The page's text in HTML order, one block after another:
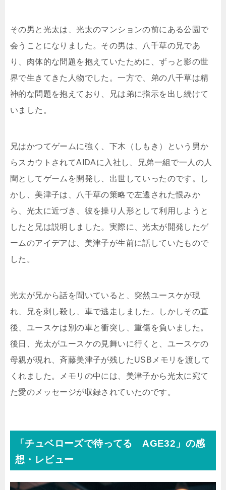
その男と光太は、光太のマンションの前にある公園で
会うことになりました。その男は、八千草の兄であ
り、肉体的な問題を抱えていたために、ずっと影の世
界で生きてきた人物でした。一方で、弟の八千草は精
神的な問題を抱えており、兄は弟に指示を出し続けて
いました。
兄はかつてゲームに強く、下木（しもき）という男か
らスカウトされてAIDAに入社し、兄弟一組で一人の人
間としてゲームを開発し、出世していったのです。し
かし、美津子は、八千草の策略で左遷された恨みか
ら、光太に近づき、彼を操り人形として利用しようと
したと兄は説明しました。実際に、光太が開発したゲ
ームのアイデアは、美津子が生前に話していたもので
した。
光太が兄から話を聞いていると、突然ユースケが現
れ、兄を刺し殺し、車で逃走しました。しかしその直
後、ユースケは別の車と衝突し、重傷を負いました。
後日、光太がユースケの見舞いに行くと、ユースケの
母親が現れ、斉藤美津子が残したUSBメモリを渡して
くれました。メモリの中には、美津子から光太に宛て
た愛のメッセージが収録されていたのです。
「チュベローズで待ってる AGE32」の感
想・レビュー